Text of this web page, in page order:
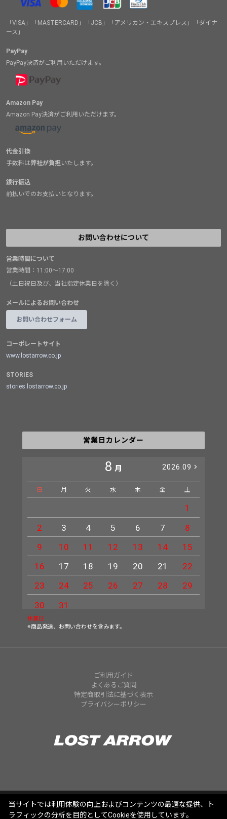
「VISA」「MASTERCARD」「JCB」「アメリカン・エキスプレス」「ダイナ
ース」
PayPay
PayPay決済がご利用いただけます。
Amazon Pay
Amazon Pay決済がご利用いただけます。
代金引換
手数料は弊社が負担いたします。
銀行振込
前払いでのお支払いとなります。
お問い合わせについて
営業時間について
営業時間：11:00～17:00
（土日祝日及び、当社指定休業日を除く）
メールによるお問い合わせ
お問い合わせフォーム
コーポレートサイト
www.lostarrow.co.jp
STORIES
stories.lostarrow.co.jp
営業日カレンダー
8 月 2026.09
日 月 火 水 木 金 土
1
2
3 4 5 6 7
8
9
10 11 12 13 14
15
16
17 18 19 20 21
22
23
24 25 26 27 28
29
30
31
休業日
※商品発送、お問い合わせを含みます。
ご利用ガイド
よくあるご質問
特定商取引法に基づく表示
プライバシーポリシー
当サイトでは利用体験の向上およびコンテンツの最適な提供、ト
ラフィックの分析を目的としてCookieを使用しています。